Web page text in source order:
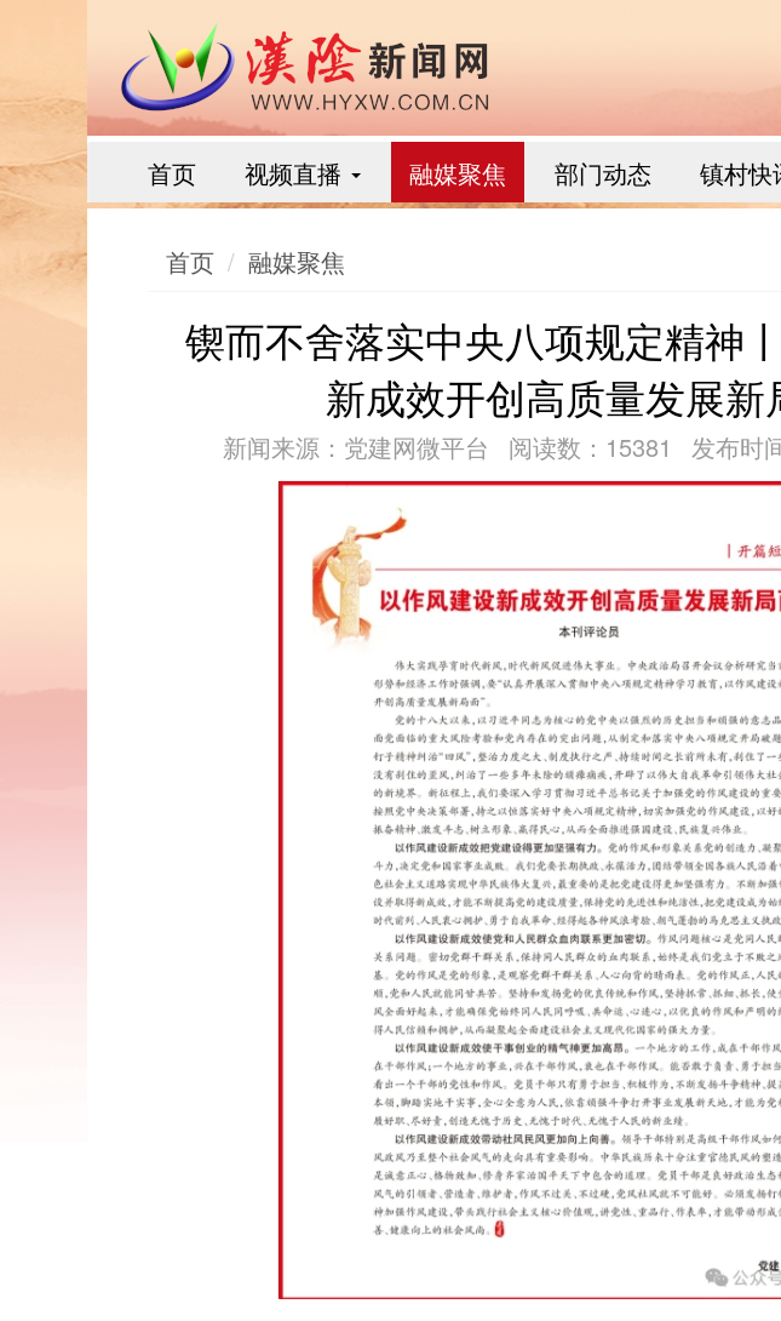
首页 视频直播 融媒聚焦 部门动态 镇村快
首页 融媒聚焦
锲而不舍落实中央八项规定精神
新成效开创高质量发展新
新闻来源：党建网微平台 阅读数：15381 发布时